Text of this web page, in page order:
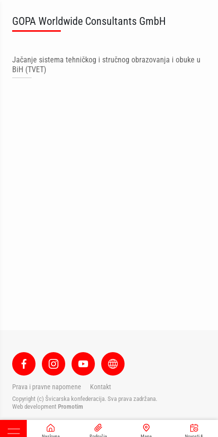
GOPA Worldwide Consultants GmbH
Jačanje sistema tehničkog i stručnog obrazovanja i obuke u
BiH (TVET)
Prava i pravne napomene Kontakt
Copyright (c) Švicarska konfederacija. Sva prava zadržana.
Web development Promotim